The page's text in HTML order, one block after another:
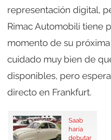
representación digital,
Rimac Automobili tiene
momento de su
cuidado muy bien de
disponibles, pero
directo en Frankfurt.
Saab
haría
debutar